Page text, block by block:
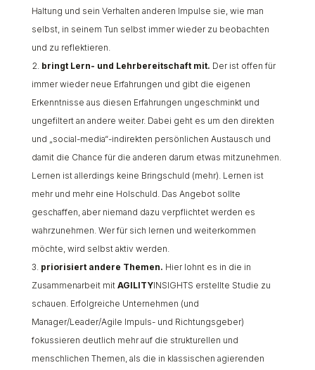
Haltung und sein Verhalten anderen Impulse sie, wie man
selbst, in seinem Tun selbst immer wieder zu beobachten
und zu reflektieren.
bringt Lern- und Lehrbereitschaft mit. Der ist offen für
immer wieder neue Erfahrungen und gibt die eigenen
Erkenntnisse aus diesen Erfahrungen ungeschminkt und
ungefiltert an andere weiter. Dabei geht es um den direkten
und „social-media“-indirekten persönlichen Austausch und
damit die Chance für die anderen darum etwas mitzunehmen.
Lernen ist allerdings keine Bringschuld (mehr). Lernen ist
mehr und mehr eine Holschuld. Das Angebot sollte
geschaffen, aber niemand dazu verpflichtet werden es
wahrzunehmen. Wer für sich lernen und weiterkommen
möchte, wird selbst aktiv werden.
priorisiert andere Themen. Hier lohnt es in die in
Zusammenarbeit mit AGILITYINSIGHTS erstellte Studie zu
schauen. Erfolgreiche Unternehmen (und
Manager/Leader/Agile Impuls- und Richtungsgeber)
fokussieren deutlich mehr auf die strukturellen und
menschlichen Themen, als die in klassischen agierenden